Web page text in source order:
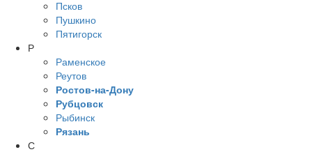
Псков
Пушкино
Пятигорск
Р
Раменское
Реутов
Ростов-на-Дону
Рубцовск
Рыбинск
Рязань
С